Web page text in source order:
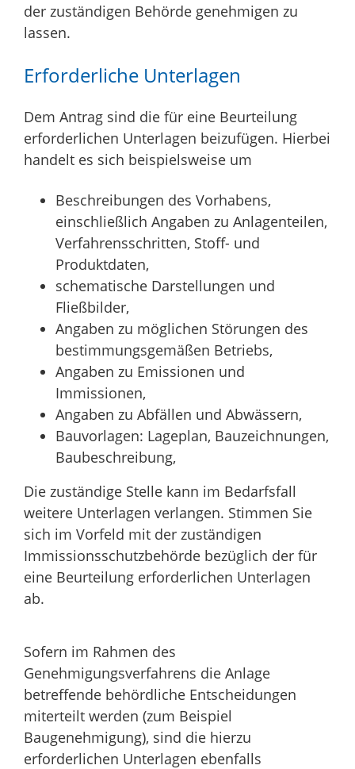
der zuständigen Behörde genehmigen zu
lassen.
Erforderliche Unterlagen
Dem Antrag sind die für eine Beurteilung
erforderlichen Unterlagen beizufügen. Hierbei
handelt es sich beispielsweise um
Beschreibungen des Vorhabens,
einschließlich Angaben zu Anlagenteilen,
Verfahrensschritten, Stoff- und
Produktdaten,
schematische Darstellungen und
Fließbilder,
Angaben zu möglichen Störungen des
bestimmungsgemäßen Betriebs,
Angaben zu Emissionen und
Immissionen,
Angaben zu Abfällen und Abwässern,
Bauvorlagen: Lageplan, Bauzeichnungen,
Baubeschreibung,
Die zuständige Stelle kann im Bedarfsfall
weitere Unterlagen verlangen. Stimmen Sie
sich im Vorfeld mit der zuständigen
Immissionsschutzbehörde bezüglich der für
eine Beurteilung erforderlichen Unterlagen
ab.
Sofern im Rahmen des
Genehmigungsverfahrens die Anlage
betreffende behördliche Entscheidungen
miterteilt werden (zum Beispiel
Baugenehmigung), sind die hierzu
erforderlichen Unterlagen ebenfalls